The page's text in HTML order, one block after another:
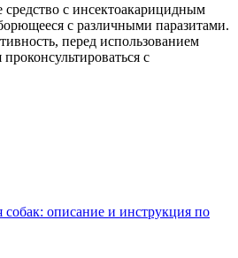
с инсектоакарицидным
с различными паразитами.
перед использованием
с
описание и инструкция по